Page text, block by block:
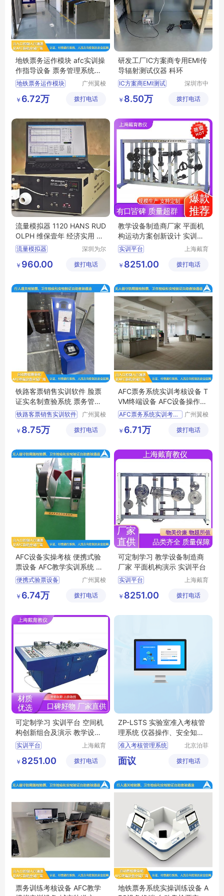
地铁票务运作模块 afc实训操
作指导设备 票务管理系统培
训设备
地铁票务运作模块
票务管理系统培训设备
地铁afc实训设备
广州翼梭
有限公司
￥ 6.72万 拨打电话
研发工厂IC方案商专用EMI传
导辐射测试仪器 科环
IC方案商EMI测试
深圳市中
子有限公
￥ 8.50万 拨打电话
流量模拟器 1120 HANS RUD
OLPH 维保壹年 经济实用 新
品上市
流量模拟器
美国HANSRUDOLPH
深圳为尔
限公司
￥ 960.00 拨打电话
教学设备制造商厂家 平面机
构运动方案创新设计 实训平
台 可定制学习
实训平台
空间机构动态参数实训装置
空间机构创新设计拼装实训平台
上海戴育
设备有限
￥ 8251.00 拨打电话
铁路客票销售实训软件 脸票
证实名制查验系统 票务管理
实训实践设备
铁路客票销售实训软件
票务管理实训实践设备
铁路票务实训系统
广州翼梭
有限公司
￥ 8.75万 拨打电话
AFC票务系统实训考核设备 T
VM终端设备 AFC设备操作实
操培训
AFC票务系统实训考核设备
AFC设备操作实操培训
售检票设备操作实操培训
广州翼梭
有限公司
￥ 6.71万 拨打电话
AFC设备实操考核 便携式验
票设备 AFC教学实训系统 票
务实操模块
便携式验票设备
AFC教学实训系统
票务实操模块
广州翼梭
有限公司
￥ 6.74万 拨打电话
可定制学习 教学设备制造商
厂家 平面机构演示 实训平台
实训平台
空间机构演示实验台
空间机构创新设计搭接实训装置
上海戴育
设备有限
￥ 8251.00 拨打电话
可定制学习 实训平台 空间机
构创新组合及演示 教学设备
制造商厂家
实训平台
空间机构动态参数实训台
平面机构动态参数实训装置
上海戴育
设备有限
￥ 8251.00 拨打电话
ZP-LSTS 实验室准入考核管
理系统 仪器操作、安全知识
培训及考核
准入考核管理系统
实验室准入考核系统
准入考核管理
北京泊菲
限公司
面议 拨打电话
票务训练考核设备 AFC教学
地铁票务系统实操训练设备 A